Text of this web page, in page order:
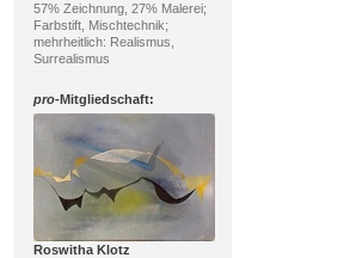
57% Zeichnung, 27% Malerei;
Farbstift, Mischtechnik;
mehrheitlich: Realismus,
Surrealismus
pro-Mitgliedschaft:
Roswitha Klotz